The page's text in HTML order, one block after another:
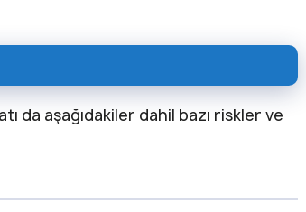
da aşağıdakiler dahil bazı riskler ve